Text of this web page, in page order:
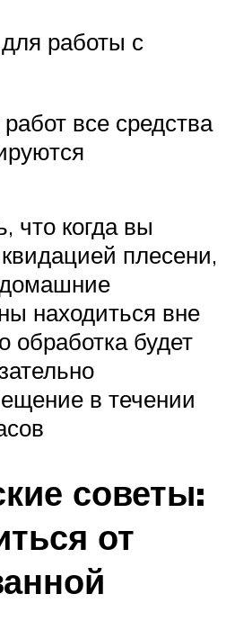
работы с
все средства
что когда вы
плесени,
находиться вне
обработка будет
в течении
советы:
от